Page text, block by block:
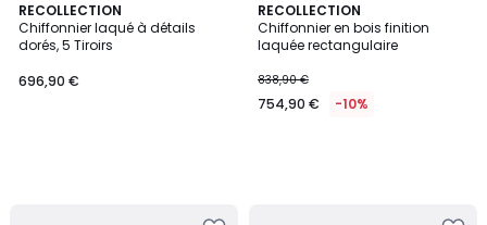
RECOLLECTION
Chiffonnier laqué à détails
dorés, 5 Tiroirs
€.
696,90 €
RECOLLECTION
Chiffonnier en bois finition
laquée rectangulaire
838,90 €
754,90 € -10%